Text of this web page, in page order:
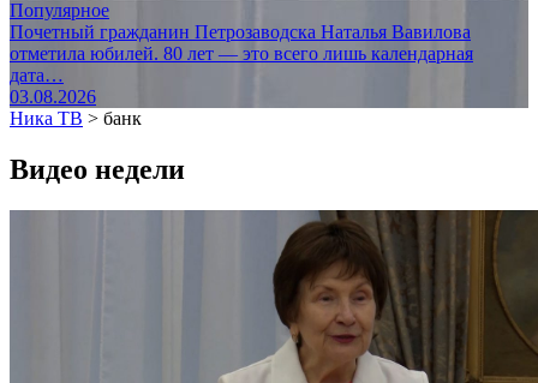
Популярное
Почетный гражданин Петрозаводска Наталья Вавилова
отметила юбилей. 80 лет — это всего лишь календарная
дата…
03.08.2026
Ника ТВ > банк
Видео недели